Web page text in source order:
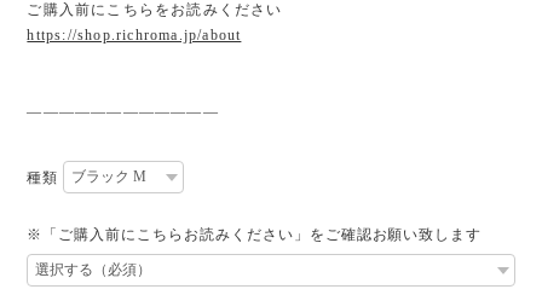
ご購入前にこちらをお読みください
https://shop.richroma.jp/about
————————————
種類
※「ご購入前にこちらお読みください」をご確認お願い致します